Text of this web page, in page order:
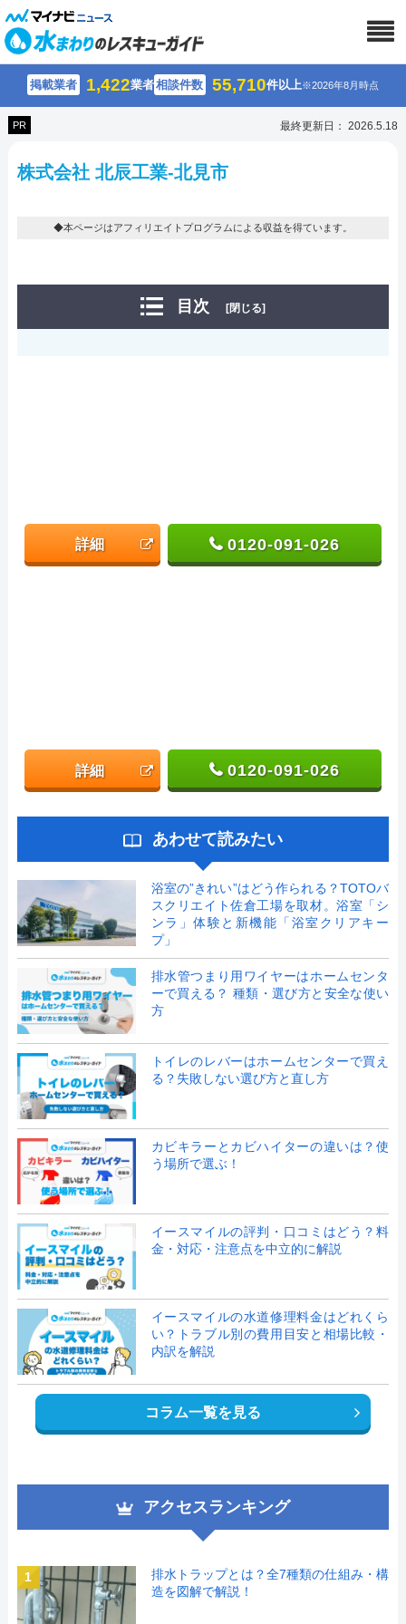
掲載業者 1,422業者相談件数 55,710件以上※2026年8月時点
PR 最終更新日： 2026.5.18
株式会社 北辰工業-北見市
◆本ページはアフィリエイトプログラムによる収益を得ています。
目次 [閉じる]
詳細 0120-091-026
詳細 0120-091-026
あわせて読みたい
浴室の”きれい”はどう作られる？TOTOバ
スクリエイト佐倉工場を取材。浴室「シ
ンラ」体験と新機能「浴室クリアキー
プ」
排水管つまり用ワイヤーはホームセンタ
ーで買える？ 種類・選び方と安全な使い
方
トイレのレバーはホームセンターで買え
る？失敗しない選び方と直し方
カビキラーとカビハイターの違いは？使
う場所で選ぶ！
イースマイルの評判・口コミはどう？料
金・対応・注意点を中立的に解説
イースマイルの水道修理料金はどれくら
い？トラブル別の費用目安と相場比較・
内訳を解説
コラム一覧を見る
アクセスランキング
1
排水トラップとは？全7種類の仕組み・構
造を図解で解説！